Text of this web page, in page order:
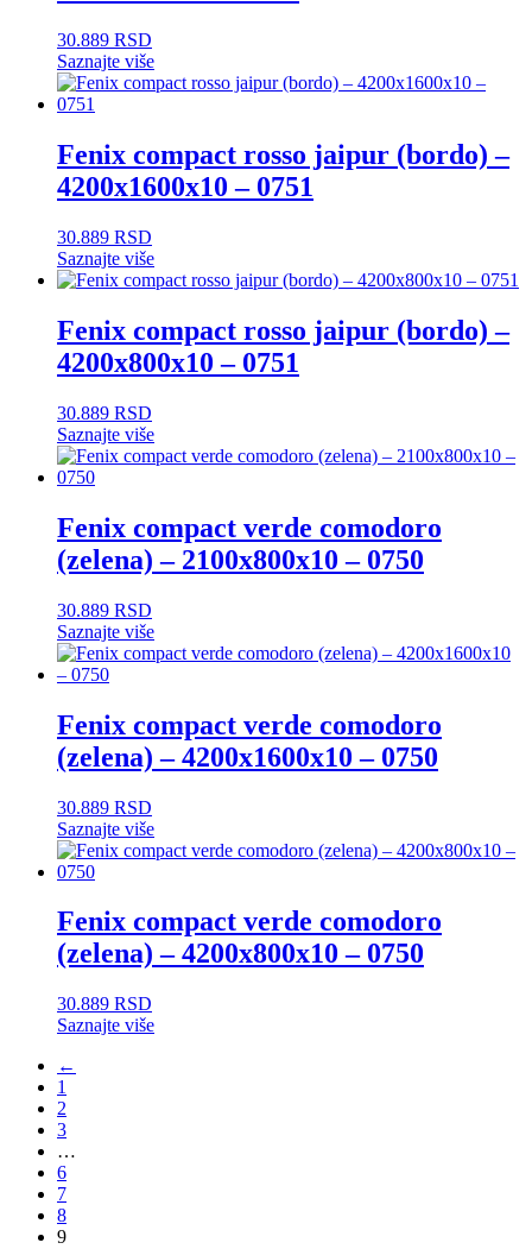
30.889 RSD
Saznajte više
Fenix compact rosso jaipur (bordo) –
4200x1600x10 – 0751
30.889 RSD
Saznajte više
Fenix compact rosso jaipur (bordo) –
4200x800x10 – 0751
30.889 RSD
Saznajte više
Fenix compact verde comodoro
(zelena) – 2100x800x10 – 0750
30.889 RSD
Saznajte više
Fenix compact verde comodoro
(zelena) – 4200x1600x10 – 0750
30.889 RSD
Saznajte više
Fenix compact verde comodoro
(zelena) – 4200x800x10 – 0750
30.889 RSD
Saznajte više
←
1
2
3
…
6
7
8
9